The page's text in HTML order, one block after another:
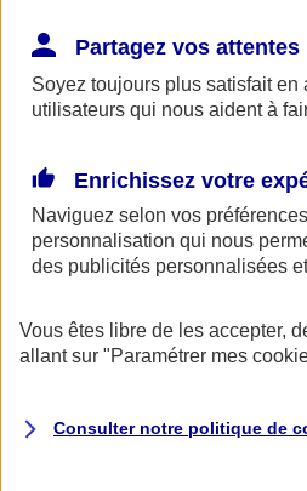
AXA
Partagez vos attentes
Soyez toujours plus satisfait en
utilisateurs qui nous aident à
Enrichissez votre
Naviguez selon vos
personnalisation qui nous
des publicités personnalisées
Vous êtes libre de les accepter,
allant sur "Paramétrer mes
Consulter notre politique de